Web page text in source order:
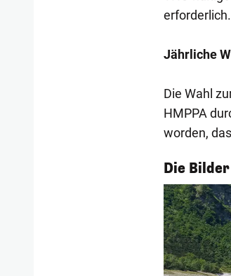
erforderlich.
Jährliche
Die Wahl
HMPPA
worden,
Die 1/55